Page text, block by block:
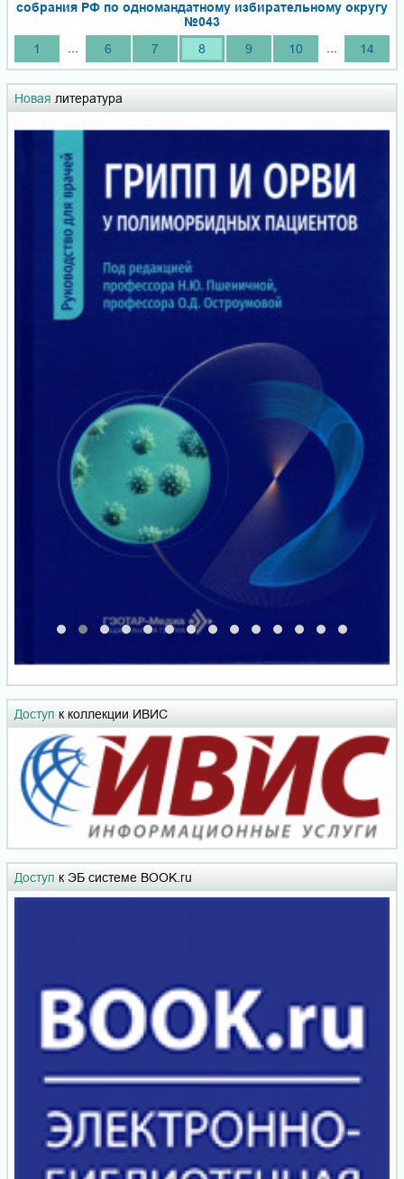
собрания РФ по одномандатному избирательному округу
№043
1
6 7 8 9 10 14
Новая литература
Доступ к коллекции ИВИС
Доступ к ЭБ системе BOOK.ru